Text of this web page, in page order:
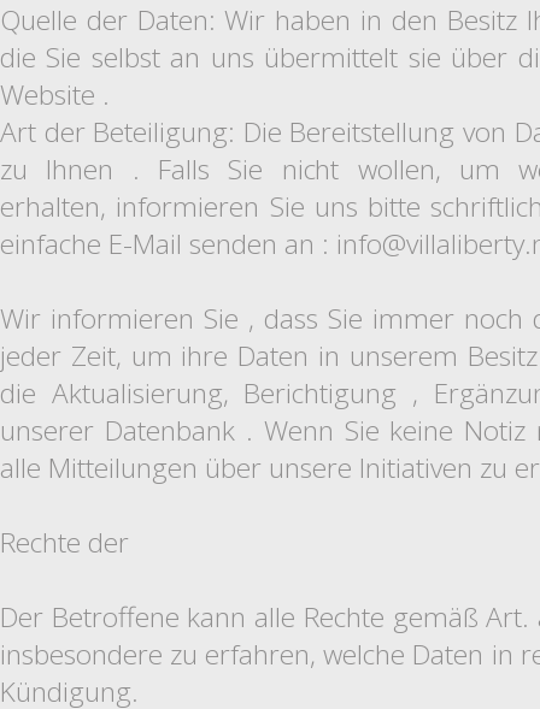
Quelle der Daten: Wir haben in den Besitz
die Sie selbst an uns übermittelt sie über
Website .
Art der Beteiligung: Die Bereitstellung von
zu Ihnen . Falls Sie nicht wollen, um
erhalten, informieren Sie uns bitte
einfache E-Mail senden an :
Wir informieren Sie , dass Sie immer noch
jeder Zeit, um ihre Daten in unserem
die Aktualisierung, Berichtigung ,
unserer Datenbank . Wenn Sie keine
alle Mitteilungen über unsere Initiativen zu
Rechte der
Der Betroffene kann alle Rechte gemäß
insbesondere zu erfahren, welche Daten in
Kündigung.